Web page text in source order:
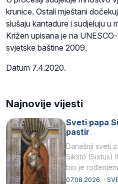
krunice. Ostali mještani
slušaju kantadure i sudjeluju u
Križen upisana je na
svjetske baštine 2009.
Datum 7.4.2020.
Najnovije vijesti
Sveti papa
pastir
Današnji sveti
Siksto (Sixtus)
bio je
afričkim…
07.08.2026. ·